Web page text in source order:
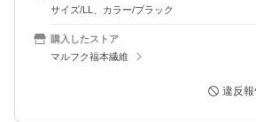
サイズ/LL、カラー/ブラック
購入したストア
マルフク福本繊維
違反